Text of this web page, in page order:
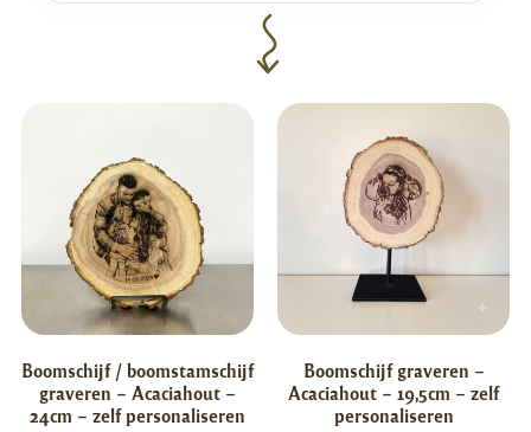
Boomschijf / boomstamschijf
graveren – Acaciahout –
24cm – zelf personaliseren
Boomschijf graveren –
Acaciahout – 19,5cm – zelf
personaliseren